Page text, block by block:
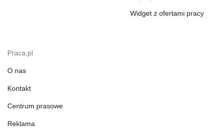
Widget z ofertami pracy
Praca.pl
O nas
Kontakt
Centrum prasowe
Reklama